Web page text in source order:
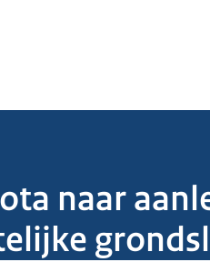
naar